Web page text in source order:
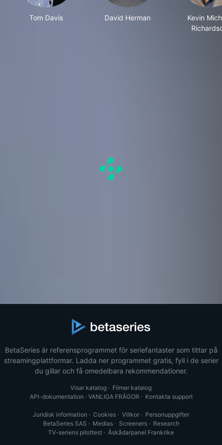
Tom Davis David Herman
Kevin
BetaSeries är referensprogrammet för seriefantaster som tittar på
streamingplattformar. Ladda ner programmet gratis, fyll i de serier
du gillar och få omedelbara rekommendationer.
Visar katalog · Filmer katalog
API-dokumentation · VANLIGA FRÅGOR · Kontakta support
Juridisk information · Cookies · Villkor · Personuppgifter
BetaSeries SAS · Medias· Screeners· Research
TV-seriens pilottest · Åskådarpanel Frankrike